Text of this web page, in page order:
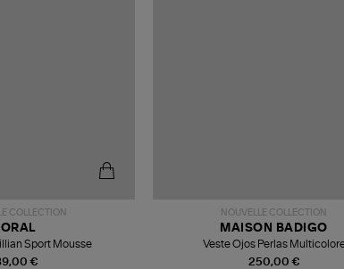
COLLECTION
€
Sport Mousse
NOUVELLE COLLECTION
250,00 €
MAISON BADIGO
Veste Ojos Perlas